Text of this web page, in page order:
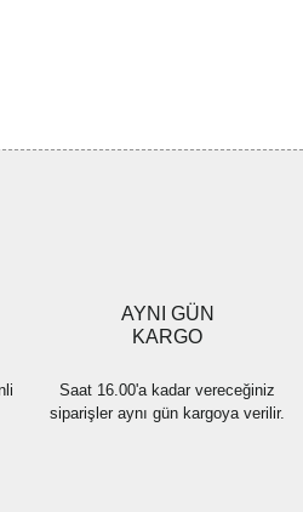
pahalı.
olmalı.
AYNI GÜN
KARGO
Saat 16.00'a kadar vereceğiniz
siparişler aynı gün kargoya verilir.